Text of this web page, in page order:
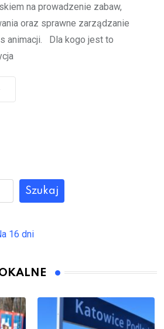
na prowadzenie zabaw,
oraz sprawne zarządzanie
animacji. Dla kogo jest to
Szukaj
16 dni